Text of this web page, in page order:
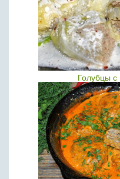
Голубцы